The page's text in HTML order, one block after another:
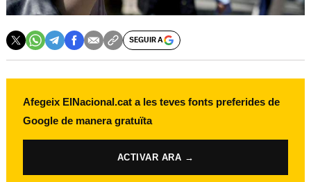
SEGUIR A
Afegeix ElNacional.cat a les teves fonts preferides de
Google de manera gratuïta
ACTIVAR ARA →